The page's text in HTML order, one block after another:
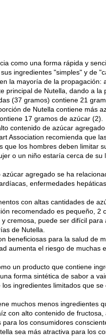
como una forma rápida y
ingredientes "simples" y de
la mayoría de la propagación:
principal de Nutella, dando a la
(37 gramos) contiene 21
de Nutella contiene más
17 gramos de azúcar (2).
contenido de azúcar
Association recomienda que
que los hombres deben limitar
o un niño estaría cerca de
agregado se ha
enfermedades
con altas cantidades de
recomendado es pequeño,
cremosa, puede ser difícil
de Nutella.
beneficiosas para la salud de
aumenta el riesgo de
un producto que contiene
forma sintética de sabor a
ingredientes limitados que
muchos menos ingredientes
con alto contenido de
los consumidores
sea más atractiva para los